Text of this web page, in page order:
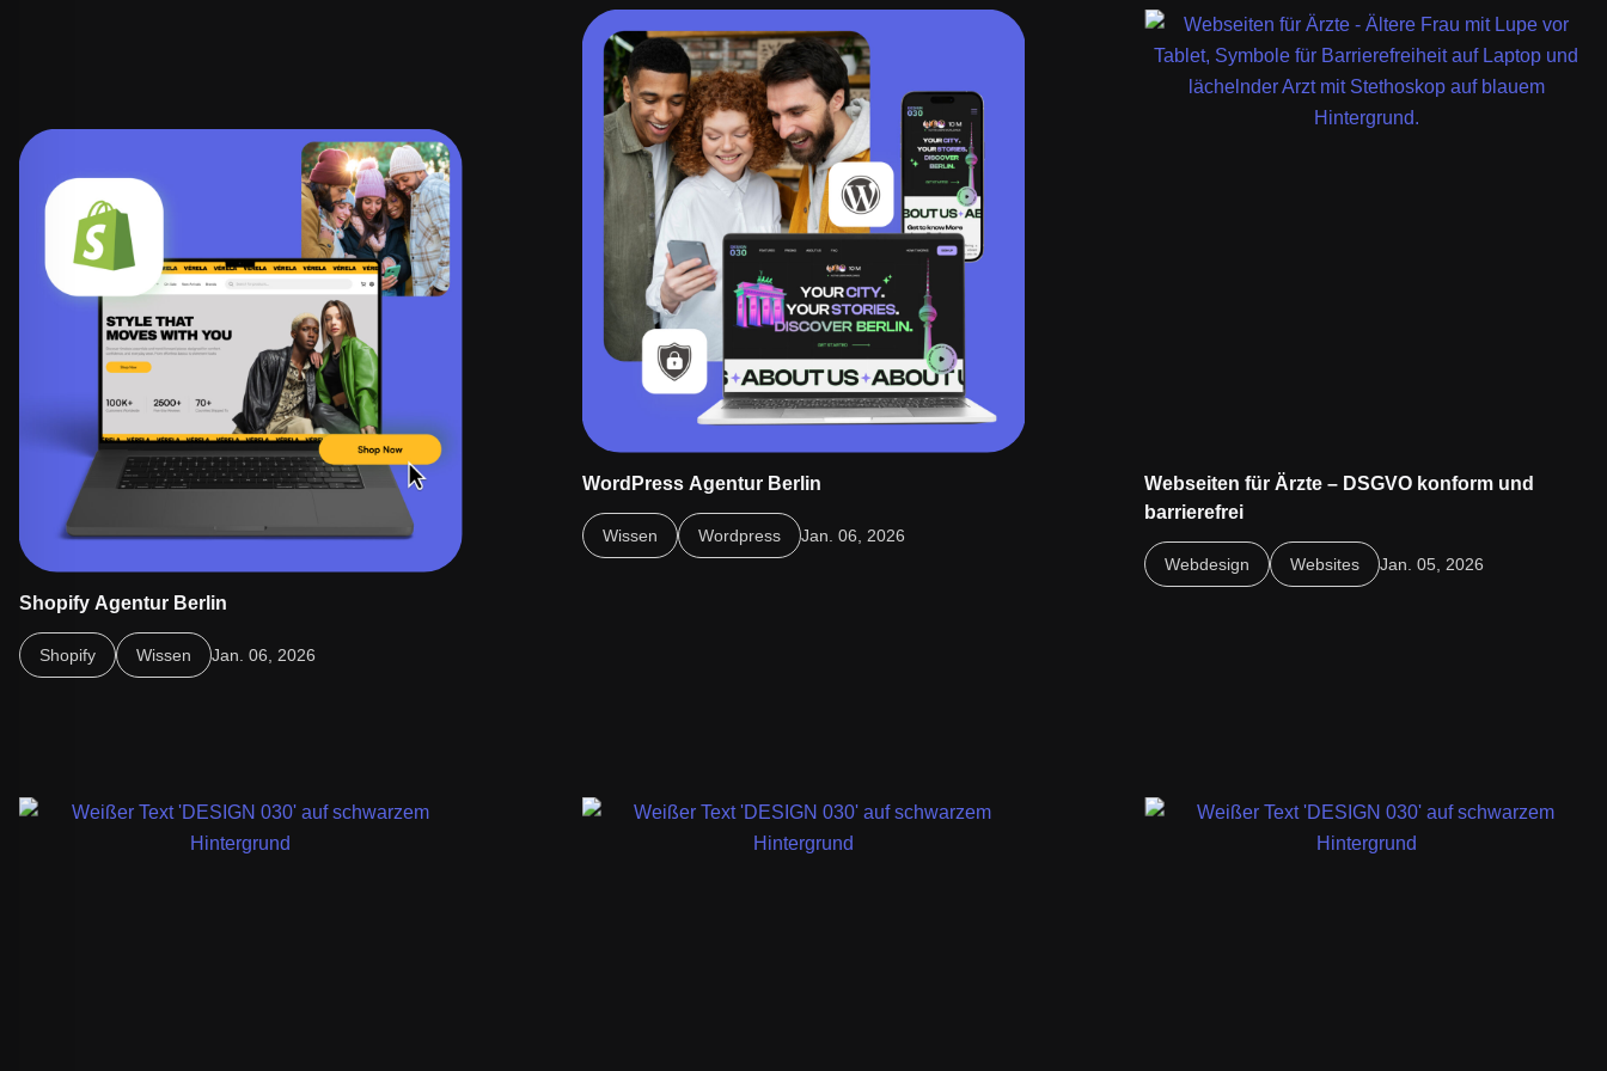
Shopify Agentur Berlin
Shopify Agentur Berlin: Professionelle E-Commerce-
Lösungen für individuelle Online-Shops mit besserer
Performance & mehr Umsatz.
Shopify Wissen Jan. 06, 2026
WordPress Agentur Berlin
WordPress Agentur Berlin: Professionelles Webdesign,
SEO und Wartung für erfolgreiche Unternehmens-
Webseiten.
Wissen Wordpress Jan. 06, 2026
Webseiten für Ärzte – DSGVO konform und
barrierefrei
Eine professionelle Webseite für Ärzte ist heute
unverzichtbar. Sie schafft Vertrauen, informiert Patienten &
stärkt die digitale Präsenz der Praxis.
Webdesign Websites Jan. 05, 2026
Seite Seite